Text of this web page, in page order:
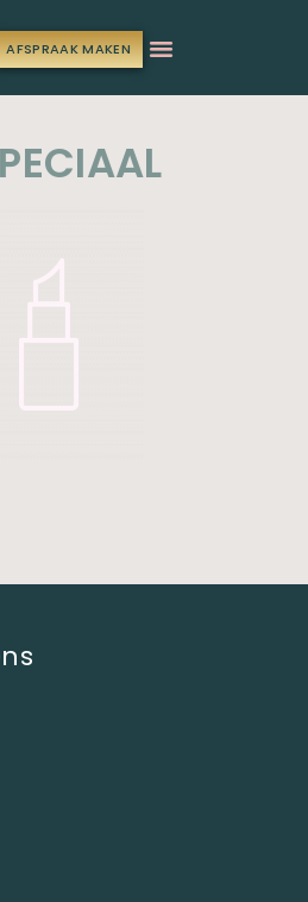
AFSPRAAK MAKEN